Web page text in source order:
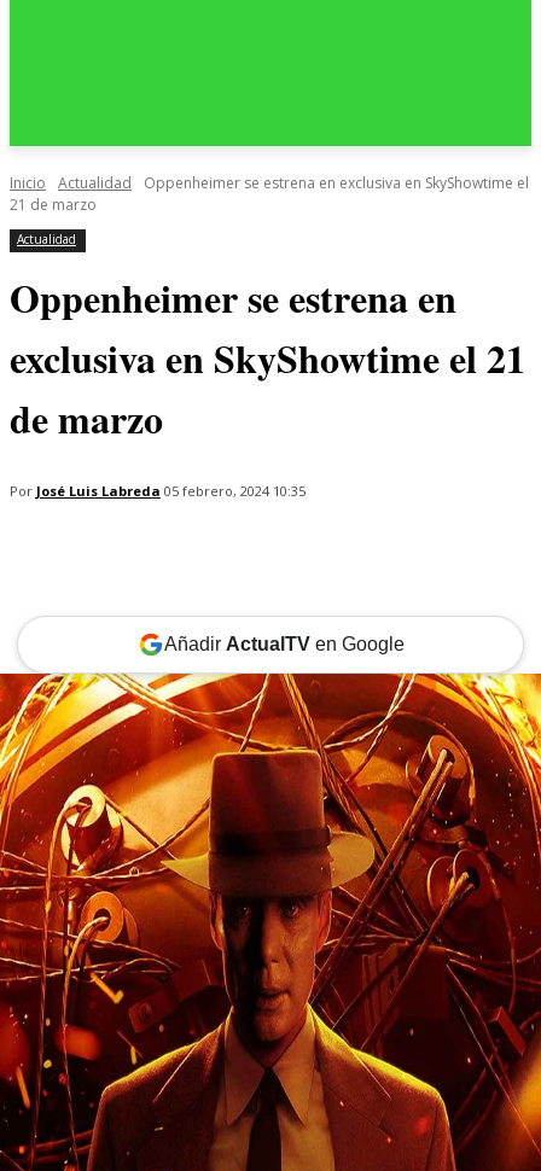
Inicio Actualidad
Oppenheimer se estrena en exclusiva en SkyShowtime el
21 de marzo
Actualidad
Oppenheimer se estrena en
exclusiva en SkyShowtime el 21
de marzo
Por José Luis Labreda 05 febrero, 2024 10:35
Añadir ActualTVen Google